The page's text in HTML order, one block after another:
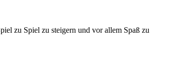
zu Spiel zu steigern und vor allem Spaß zu